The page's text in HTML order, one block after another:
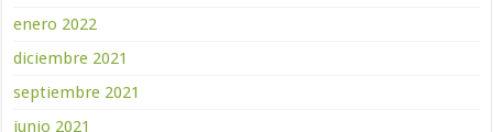
enero 2022
diciembre 2021
septiembre 2021
junio 2021